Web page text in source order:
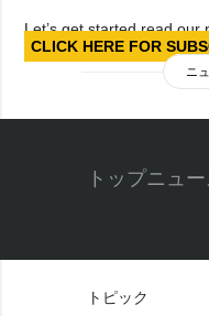
Let’s get started read
CLICK HERE FOR
ニ
トップニュー
トピック